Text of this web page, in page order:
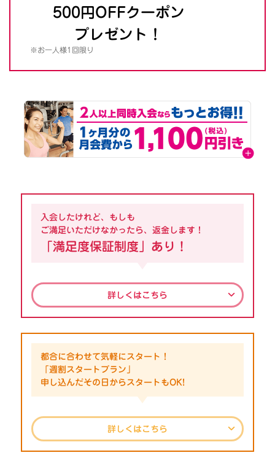
500円OFFクーポン
プレゼント！
※お一人様1回限り
入会したけれど、もしも
ご満足いただけなかったら、返金します！
「満足度保証制度」あり！
詳しくはこちら
都合に合わせて気軽にスタート！
「週割スタートプラン」
申し込んだその日からスタートもOK!
詳しくはこちら